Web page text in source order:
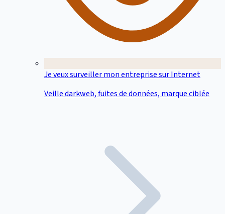
Je veux surveiller mon entreprise sur Internet
Veille darkweb, fuites de données, marque ciblée